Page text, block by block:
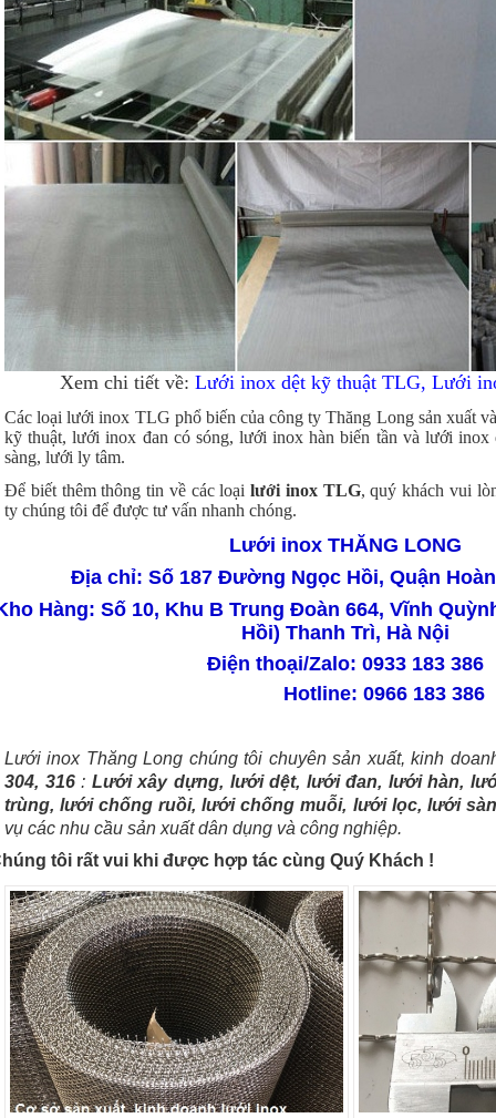
Xem chi tiết về: Lưới inox dệt kỹ thuật TLG, Lưới
Các loại lưới inox TLG phổ biến của công ty Thăng Long sản xuất
kỹ thuật, lưới inox đan có sóng, lưới inox hàn biến tần và lưới inox
sàng, lưới ly tâm.
Để biết thêm thông tin về các loại lưới inox TLG, quý khách vui
ty chúng tôi để được tư vấn nhanh chóng.
Lưới inox THĂNG LONG
Địa chỉ: Số 187 Đường Ngọc Hồi, Quận
Hàng: Số 10, Khu B Trung Đoàn 664, Vĩnh
Hồi) Thanh Trì, Hà Nội
Điện thoại/Zalo: 0933 183 386
Hotline: 0966 183 386
Lưới inox Thăng Long chúng tôi chuyên sản xuất, kinh
304, 316: Lưới xây dựng, lưới dệt, lưới đan, lưới hàn,
trùng, lưới chống ruồi, lưới chống muỗi, lưới lọc, lưới
vụ các nhu cầu sản xuất dân dụng và công nghiệp.
tôi rất vui khi được hợp tác cùng Quý Khách !